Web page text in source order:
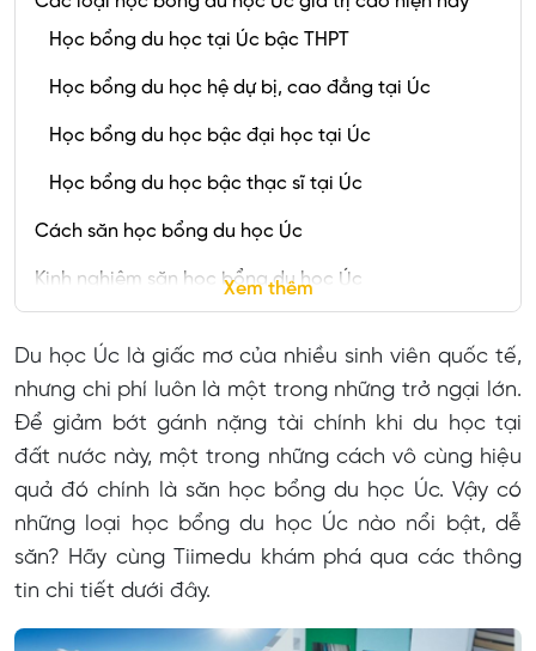
Học bổng du học tại Úc bậc THPT
Học bổng du học hệ dự bị, cao đẳng tại Úc
Học bổng du học bậc đại học tại Úc
Học bổng du học bậc thạc sĩ tại Úc
Cách săn học bổng du học Úc
Kinh nghiệm săn học bổng du học Úc
Điểm GPA
Trình độ Tiếng Anh
Tham gia hoạt động ngoại khóa
Xem thêm
Du học Úc là giấc mơ của nhiều sinh viên quốc tế,
nhưng chi phí luôn là một trong những trở ngại lớn.
Để giảm bớt gánh nặng tài chính khi du học tại
đất nước này, một trong những cách vô cùng hiệu
quả đó chính là săn học bổng du học Úc. Vậy có
những loại học bổng du học Úc nào nổi bật, dễ
săn? Hãy cùng Tiimedu khám phá qua các thông
tin chi tiết dưới đây.